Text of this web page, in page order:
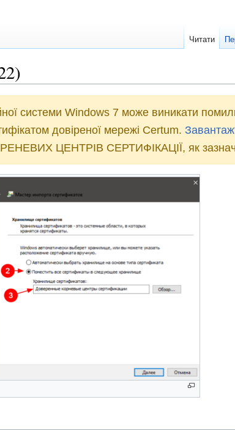
системи Windows 7 може виникати
довіреної мережі Certum.
ЦЕНТРІВ СЕРТИФІКАЦІЇ, як
Читати